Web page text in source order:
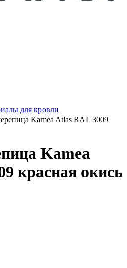
для кровли
Kamea Atlas RAL 3009
Kamea
красная окись